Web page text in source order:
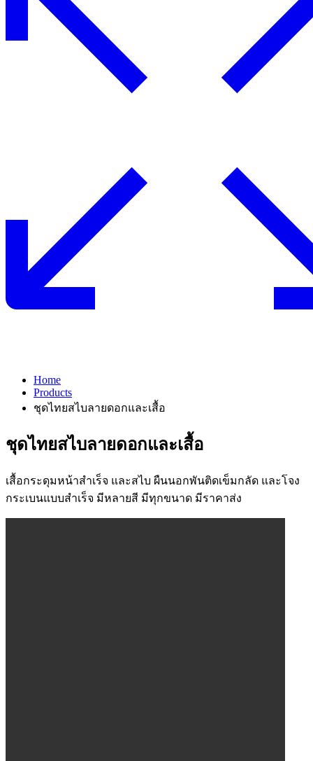
Home
Products
ชุดไทยสไบลายดอกและเสื้อ
ชุดไทยสไบลายดอกและเสื้อ
เสื้อกระดุมหน้าสำเร็จ และสไบ ผืนนอกพันติดเข็มกลัด และโจง
กระเบนแบบสำเร็จ มีหลายสี มีทุกขนาด มีราคาส่ง